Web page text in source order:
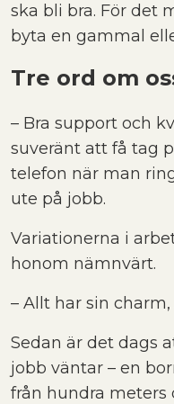
ska bli bra. För det
byta en gammal
Tre ord om
– Bra support och
suveränt att få tag
telefon när man
ute på jobb.
Variationerna i
honom nämnvärt.
– Allt har sin
Sedan är det dags
jobb väntar – en
från hundra